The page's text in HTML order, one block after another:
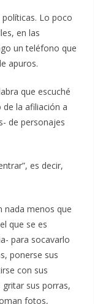
Lo poco
en las
un teléfono que
apuros.
que escuché
la afiliación a
de personajes
es decir,
nada menos que
que se es
para socavarlo
ponerse sus
con sus
sus porras,
fotos,